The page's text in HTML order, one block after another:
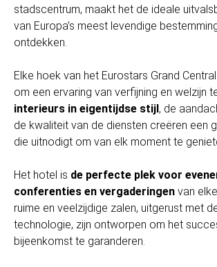
stadscentrum, maakt het de ideale
van Europa’s meest levendige
ontdekken.
Elke hoek van het Eurostars Grand
om een ervaring van verfijning en welzijn
interieurs in eigentijdse stijl, de
de kwaliteit van de diensten creëren een
die uitnodigt om van elk moment te
Het hotel is de perfecte plek voor
conferenties en vergaderingen van
ruime en veelzijdige zalen, uitgerust met
technologie, zijn ontworpen om het
bijeenkomst te garanderen.